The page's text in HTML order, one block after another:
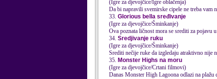
(Igre za djevojčice/Igre oblačenja)
Da bi napravili svemirske cipele ne treba vam
33. Glorious bella sređivanje
(Igre za djevojčice/Šminkanje)
Ova poznata ličnost mora se srediti za
34. Sredjivanje ruku
(Igre za djevojčice/Šminkanje)
Srediti nečije ruke da izgledaju atraktivno nije
35. Monster Highs na moru
(Igre za djevojčice/Crtani filmovi)
Danas Monster High Lagoona odlazi na plažu